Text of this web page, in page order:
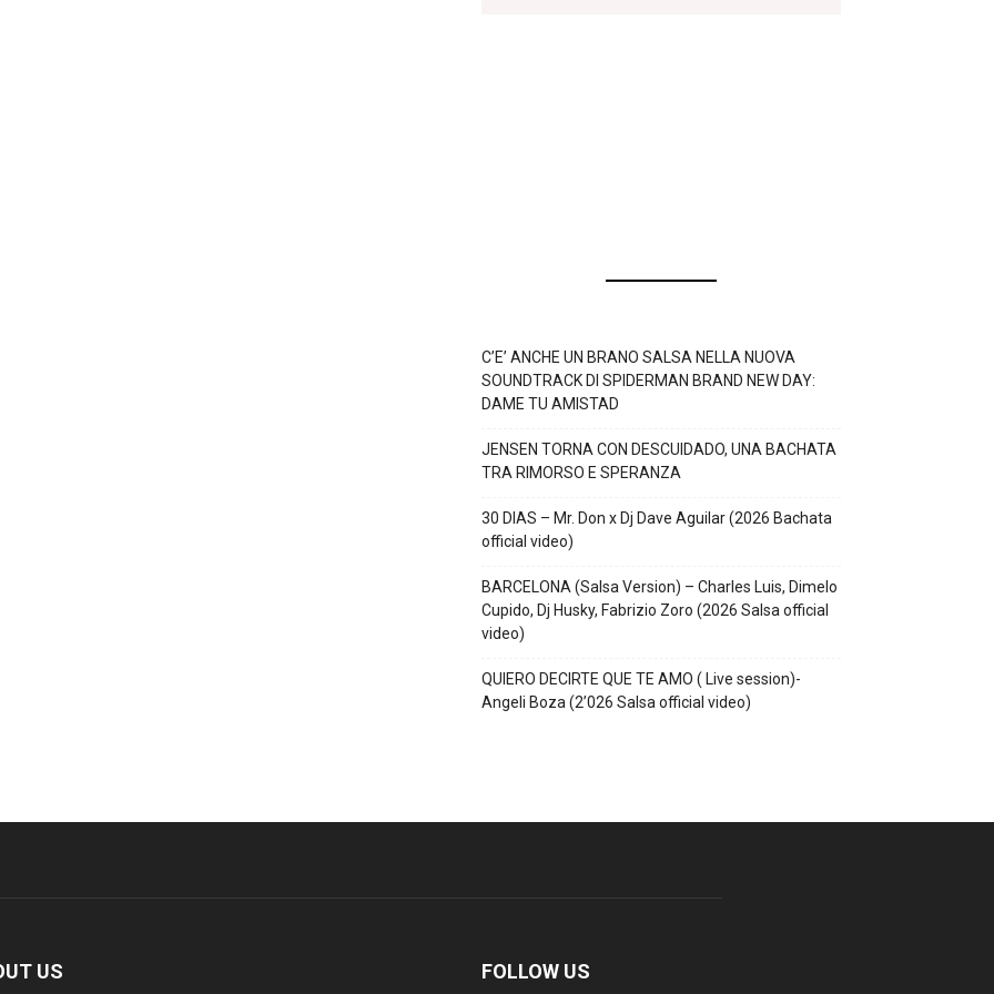
C’E’ ANCHE UN BRANO SALSA NELLA NUOVA
SOUNDTRACK DI SPIDERMAN BRAND NEW DAY:
DAME TU AMISTAD
JENSEN TORNA CON DESCUIDADO, UNA BACHATA
TRA RIMORSO E SPERANZA
30 DIAS – Mr. Don x Dj Dave Aguilar (2026 Bachata
official video)
BARCELONA (Salsa Version) – Charles Luis, Dimelo
Cupido, Dj Husky, Fabrizio Zoro (2026 Salsa official
video)
QUIERO DECIRTE QUE TE AMO ( Live session)-
Angeli Boza (2’026 Salsa official video)
US FOLLOW US